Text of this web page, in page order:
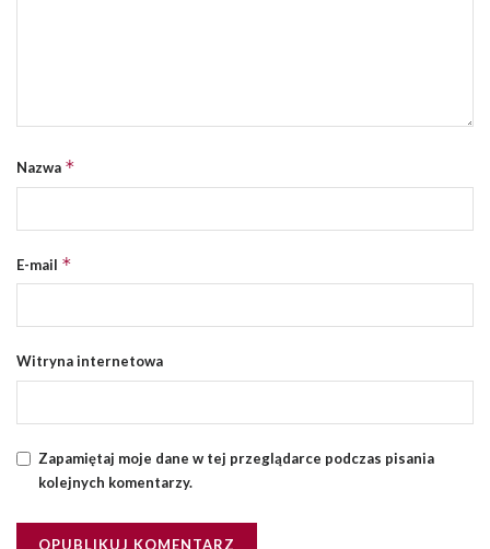
Nazwa *
E-mail *
Witryna internetowa
Zapamiętaj moje dane w tej przeglądarce podczas pisania
kolejnych komentarzy.